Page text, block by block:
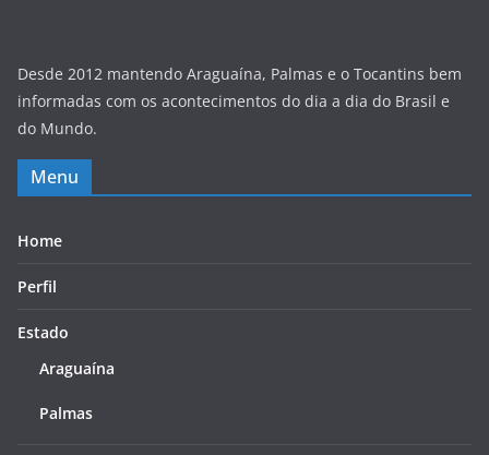
Desde 2012 mantendo Araguaína, Palmas e o Tocantins bem
informadas com os acontecimentos do dia a dia do Brasil e
do Mundo.
Menu
Home
Perfil
Estado
Araguaína
Palmas